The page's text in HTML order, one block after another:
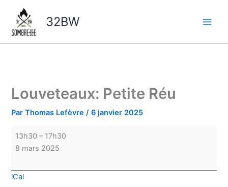
contenu
32BW
Louveteaux: Petite Réu
ParThomas Lefèvre/6 janvier 2025
Louveteaux:
Petite
Réu
13h30 – 17h30
8 mars 2025
iCal